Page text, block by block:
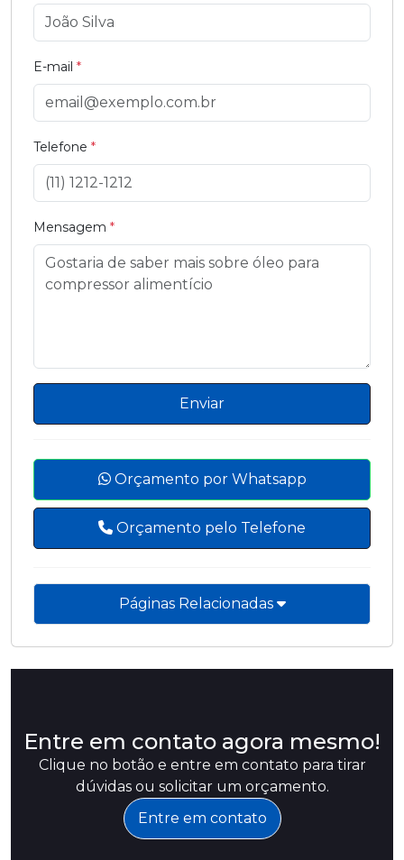
E-mail *
Telefone *
Mensagem *
Enviar
Orçamento por Whatsapp
Orçamento pelo Telefone
Páginas Relacionadas
Entre em contato agora mesmo!
Clique no botão e entre em contato para tirar
dúvidas ou solicitar um orçamento.
Entre em contato